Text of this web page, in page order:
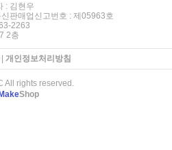
: 김현우
판매업신고번호 : 제05963호
2263
2층
개인정보처리방침
rights reserved.
Shop